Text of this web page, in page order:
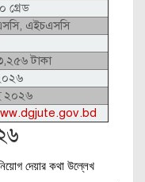
গ্রেড
এইচএসসি
টাকা
২০২৬
দেয়ার কথা উল্লেখ